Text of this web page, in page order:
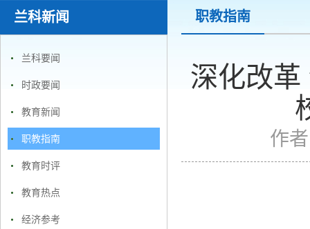
兰科新闻
兰科要闻
时政要闻
教育新闻
职教指南
教育时评
教育热点
经济参考
职教指南
深化改
作